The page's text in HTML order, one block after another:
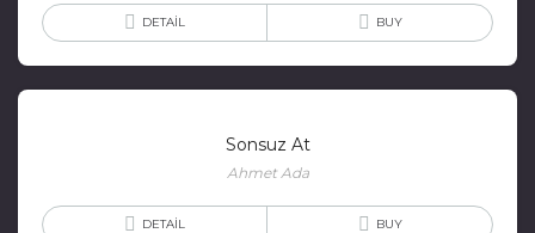
DETAIL BUY
Sonsuz At
Ahmet Ada
DETAIL BUY